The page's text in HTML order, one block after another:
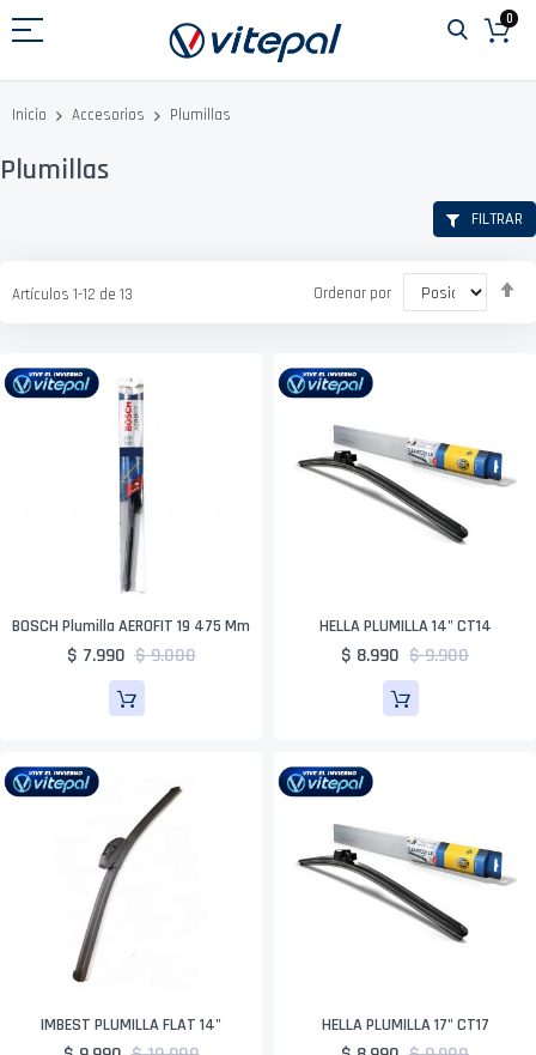
al
0
Inicio Accesorios Plumillas
Plumillas
Artículos 1-12 de 13 Ordenar por
BOSCH Plumilla AEROFIT 19 475 Mm
$ 7.990 $ 9.000
HELLA PLUMILLA 14" CT14
$ 8.990 $ 9.900
IMBEST PLUMILLA FLAT 14" HELLA PLUMILLA 17" CT17
FILTRAR